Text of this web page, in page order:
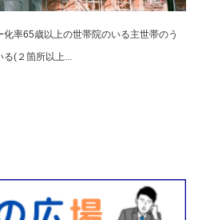
率65歳以上の世帯院のいる主世帯のう
る(２箇所以上...